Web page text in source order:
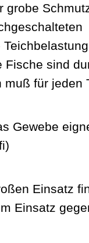
grobe
Fische sind
muß für jeden
Gewebe
Einsatz
Einsatz